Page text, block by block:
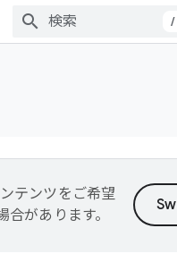
/
テンツをご希望
があります。